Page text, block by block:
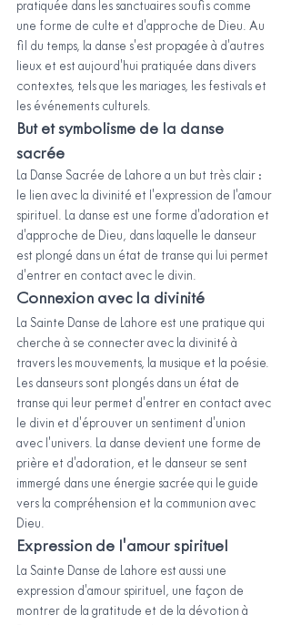
pratiquée dans les sanctuaires soufis comme
une forme de culte et d'approche de Dieu. Au
fil du temps, la danse s'est propagée à d'autres
lieux et est aujourd'hui pratiquée dans divers
contextes, tels que les mariages, les festivals et
les événements culturels.
But et symbolisme de la danse
sacrée
La Danse Sacrée de Lahore a un but très clair :
le lien avec la divinité et l'expression de l'amour
spirituel. La danse est une forme d'adoration et
d'approche de Dieu, dans laquelle le danseur
est plongé dans un état de transe qui lui permet
d'entrer en contact avec le divin.
Connexion avec la divinité
La Sainte Danse de Lahore est une pratique qui
cherche à se connecter avec la divinité à
travers les mouvements, la musique et la poésie.
Les danseurs sont plongés dans un état de
transe qui leur permet d'entrer en contact avec
le divin et d'éprouver un sentiment d'union
avec l'univers. La danse devient une forme de
prière et d'adoration, et le danseur se sent
immergé dans une énergie sacrée qui le guide
vers la compréhension et la communion avec
Dieu.
Expression de l'amour spirituel
La Sainte Danse de Lahore est aussi une
expression d'amour spirituel, une façon de
montrer de la gratitude et de la dévotion à